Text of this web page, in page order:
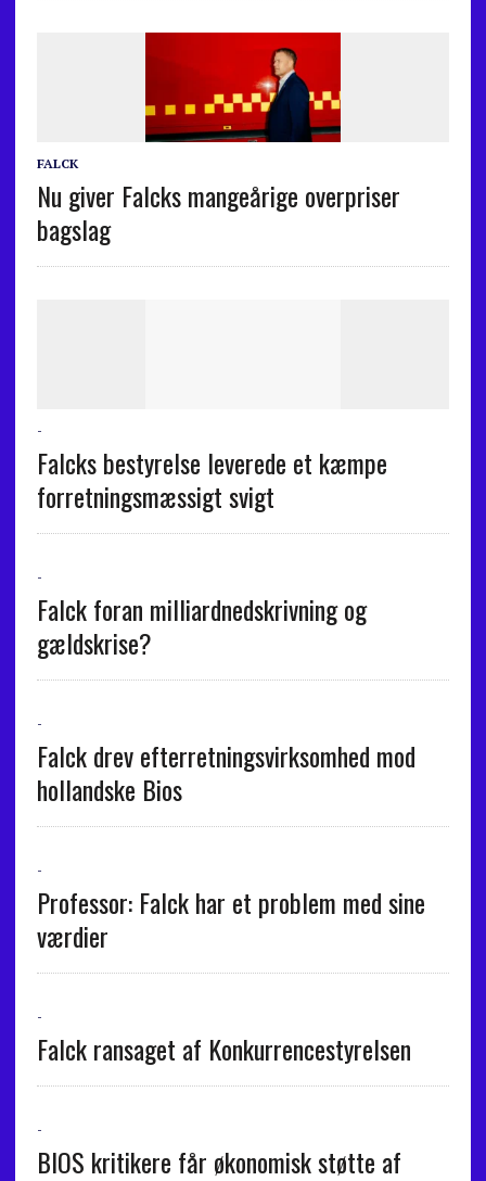
FALCK
Nu giver Falcks mangeårige overpriser
bagslag
-
Falcks bestyrelse leverede et kæmpe
forretningsmæssigt svigt
-
Falck foran milliardnedskrivning og
gældskrise?
-
Falck drev efterretningsvirksomhed mod
hollandske Bios
-
Professor: Falck har et problem med sine
værdier
-
Falck ransaget af Konkurrencestyrelsen
-
BIOS kritikere får økonomisk støtte af